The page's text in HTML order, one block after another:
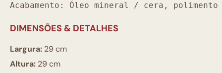
Acabamento: Óleo mineral / cera,
DIMENSÕES & DETALHES
Largura: 29 cm
Altura: 29 cm